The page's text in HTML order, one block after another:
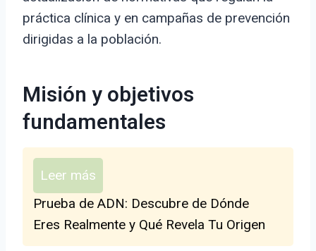
práctica clínica y en campañas de prevención
dirigidas a la población.
Misión y objetivos
fundamentales
Leer más
Prueba de ADN: Descubre de Dónde
Eres Realmente y Qué Revela Tu Origen